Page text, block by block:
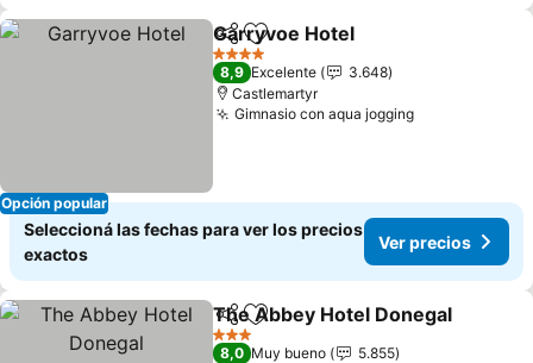
Opción popular
CompartirAñadir a favoritos
Garryvoe Hotel
4 Estrellas
8,9 Excelente
3.648
Castlemartyr
Gimnasio con aqua joggingVer precios
Seleccioná las fechas para ver los precios
exactos
Ver precios
Compartir
Añadir a favoritos
The Abbey Hotel Donegal
3 Estrellas
8,0 Muy bueno
5.855